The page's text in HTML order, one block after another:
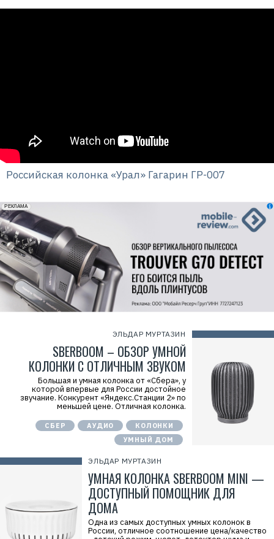
ЭЛЬДАР МУРТАЗИН
SBERBOOM – ОБЗОР УМНОЙ
КОЛОНКИ С ОТЛИЧНЫМ ЗВУКОМ
Большая и умная колонка от «Сбера», у
которой впервые для России достойное
звучание. Конкурент «Яндекс.Станции 2» по
меньшей цене. Отличная колонка.
СБЕР АУДИО
КОЛОНКИ
УМНЫЙ ДОМ
ЭЛЬДАР МУРТАЗИН
УМНАЯ КОЛОНКА SBERBOOM MINI —
ДОСТУПНЫЙ ПОМОЩНИК ДЛЯ
ДОМА
Одна из самых доступных умных колонок в
России, отличное соотношение цена/качество
Российская колонка «Урал» Гагарин ГР-007
erid: 2VfnxxmNzs5
РЕКЛАМА